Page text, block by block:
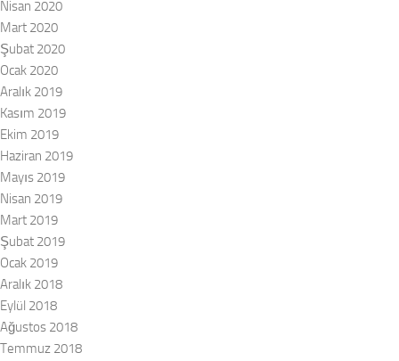
Nisan 2020
Mart 2020
Şubat 2020
Ocak 2020
Aralık 2019
Kasım 2019
Ekim 2019
Haziran 2019
Mayıs 2019
Nisan 2019
Mart 2019
Şubat 2019
Ocak 2019
Aralık 2018
Eylül 2018
Ağustos 2018
Temmuz 2018